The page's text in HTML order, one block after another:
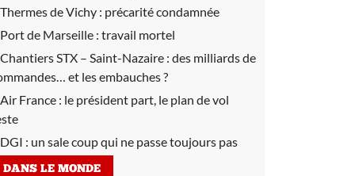
Thermes de Vichy : précarité condamnée
Port de Marseille : travail mortel
Chantiers STX – Saint-Nazaire : des milliards de
et les embauches ?
Air France : le président part, le plan de vol
DGI : un sale coup qui ne passe toujours pas
DANS LE MONDE